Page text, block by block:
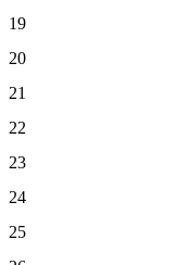
19
20
21
22
23
24
25